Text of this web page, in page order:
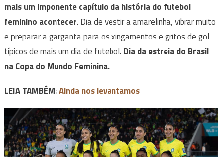
mais um imponente capítulo da história do futebol
feminino acontecer. Dia de vestir a amarelinha, vibrar muito
e preparar a garganta para os xingamentos e gritos de gol
típicos de mais um dia de futebol. Dia da estreia do Brasil
na Copa do Mundo Feminina.
LEIA TAMBÉM:Ainda nos levantamos